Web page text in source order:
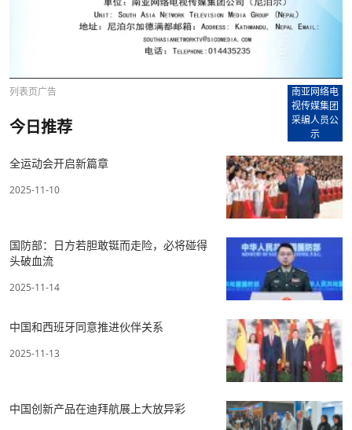
列表页广告
南亚网络电
视传媒集团
采编人员公
示
今日推荐
全运动会开启新篇章
2025-11-10
国防部：日方若胆敢铤而走险，必将碰得
头破血流
2025-11-14
中国和西班牙同意推进伙伴关系
2025-11-13
中国创新产品在迪拜航展上大放异彩